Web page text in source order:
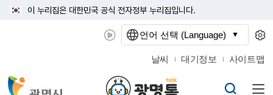
이 누리집은 대한민국 공식 전자정부 누리집입니다.
날씨 대기정보 사이트맵
언어 선택 (Language)